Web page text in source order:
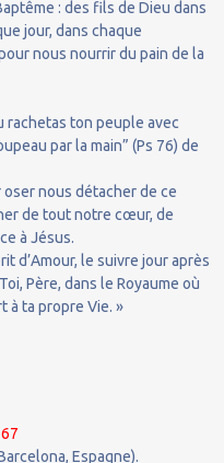
: des fils de Dieu dans
jour, dans chaque
nous nourrir du pain de la
rachetas ton peuple avec
par la main” (Ps 76) de
nous détacher de ce
de tout notre cœur, de
à Jésus.
d’Amour, le suivre jour après
Père, dans le Royaume où
à ta propre Vie. »
Espagne).